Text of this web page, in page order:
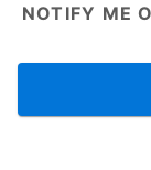
NOTIFY ME